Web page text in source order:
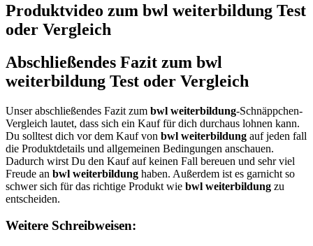
Produktvideo zum bwl weiterbildung Test
oder Vergleich
Abschließendes Fazit zum bwl
weiterbildung Test oder Vergleich
Unser abschließendes Fazit zum bwl weiterbildung-Schnäppchen-
Vergleich lautet, dass sich ein Kauf für dich durchaus lohnen kann.
Du solltest dich vor dem Kauf von bwl weiterbildung auf jeden fall
die Produktdetails und allgemeinen Bedingungen anschauen.
Dadurch wirst Du den Kauf auf keinen Fall bereuen und sehr viel
Freude an bwl weiterbildung haben. Außerdem ist es garnicht so
schwer sich für das richtige Produkt wie bwl weiterbildung zu
entscheiden.
Weitere Schreibweisen: